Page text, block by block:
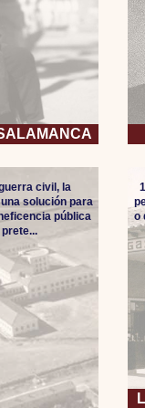
civil, la
solución para
pública
o